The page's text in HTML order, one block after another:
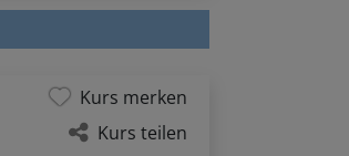
Kurs merken
Kurs teilen